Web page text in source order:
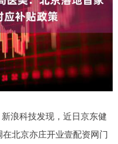
浪科技发现，近日京东健
北京亦庄开业壹配资网门